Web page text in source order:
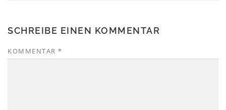
SCHREIBE EINEN KOMMENTAR
KOMMENTAR *